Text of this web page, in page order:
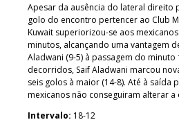
Apesar da ausência do lateral direito
golo do encontro pertencer ao Club
Kuwait superiorizou-se aos
minutos, alcançando uma vantagem
Aladwani (9-5) à passagem do minuto
decorridos, Saif Aladwani marcou
seis golos à maior (14-8). Até à saída
mexicanos não conseguiram alterar
Intervalo: 18-12